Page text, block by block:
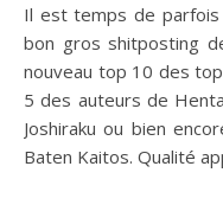
Il est temps de parfois revenir aux bases, c'est à dire du
bon gros shitposting
nouveau top 10 des
5 des auteurs de
Joshiraku ou bien
Baten Kaitos. Qualité